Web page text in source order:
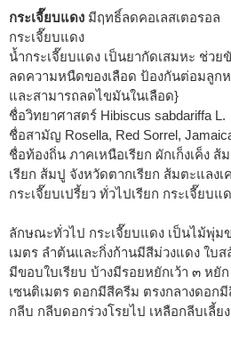
กระเจี๊ยบแดง มีฤทธิ์ลดคอเลสเตอรอล
กระเจี๊ยบแดง
น้ำกระเจี๊ยบแดง เป็นยากัดเสมหะ ช่ว
ลดความหนืดของเลือด ป้องกันต่อมลูก
และสามารถลดไขมันในเลือด}
ชื่อวิทยาศาสตร์ Hibiscus sabdariffa
ชื่อสามัญ Rosella, Red Sorrel,
ชื่อท้องถิ่น ภาคเหนือเรียก ผักเก็งเค็ง ส้
เรียก ส้มปู จังหวัดตากเรียก ส้มตะแลงเ
กระเจี๊ยบเปรี้ยว ทั่วไปเรียก กระเจี๊ยบแ
ลักษณะทั่วไป กระเจี๊ยบแดง เป็นไม้พุ่
เมตร ลำต้นและกิ่งก้านมีสีม่วงแดง ใบ
มีขอบใบเรียบ บ้างมีรอยหยักเว้า ๓ หยั
เซนติเมตร ดอกมีสีครีม ตรงกลางดอก
กลีบ กลีบดอกร่วงโรยไป เหลือกลีบเลี้ย